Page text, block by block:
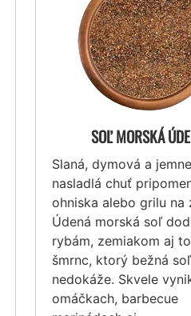
SOĽ MORSKÁ
Slaná, dymová a jemne
nasladlá chuť
ohniska alebo grilu na
Údená morská soľ
rybám, zemiakom aj
šmrnc, ktorý bežná soľ
nedokáže. Skvele
omáčkach, barbecue